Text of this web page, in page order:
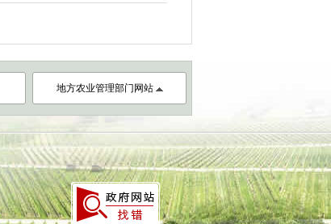
地方农业管理部门网站